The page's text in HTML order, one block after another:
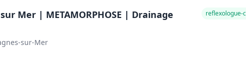
Mer | METAMORPHOSE | Drainage
sur-Mer
reflexologue-